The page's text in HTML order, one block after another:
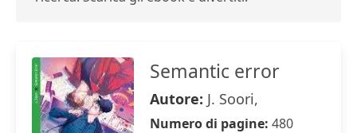
Semantic error
Autore: J. Soori,
Numero di pagine: 480